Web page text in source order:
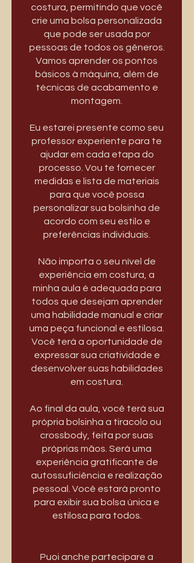
costura, permitindo que você
crie uma bolsa personalizada
que pode ser usada por
pessoas de todos os gêneros.
Vamos aprender os pontos
básicos à máquina, além de
técnicas de acabamento e
montagem.
Eu estarei presente como seu
professor experiente para te
ajudar em cada etapa do
processo. Vou te fornecer
medidas e lista de materiais
para que você possa
personalizar sua bolsinha de
acordo com seu estilo e
preferências individuais.
Não importa o seu nível de
experiência em costura, a
minha aula é adequada para
todos que desejam aprender
uma habilidade manual e criar
uma peça funcional e estilosa.
Você terá a oportunidade de
expressar sua criatividade e
desenvolver suas habilidades
em costura.
Ao final da aula, você terá sua
própria bolsinha a tiracolo ou
crossbody, feita por suas
próprias mãos. Será uma
experiência gratificante de
autossuficiência e realização
pessoal. Você estará pronto
para exibir sua bolsa única e
estilosa para todos.
Puoi anche partecipare a